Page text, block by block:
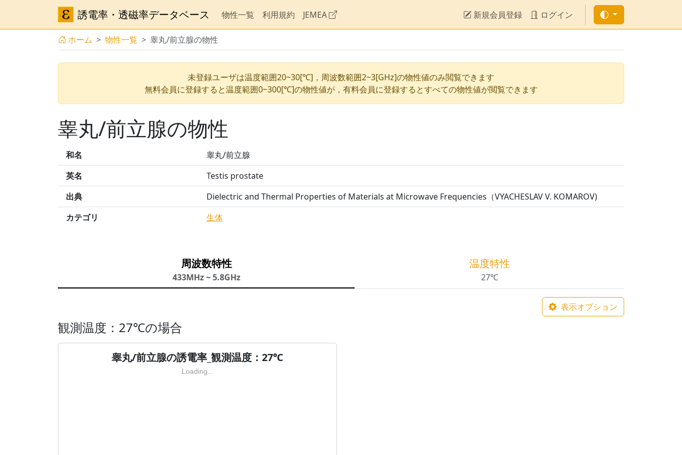
誘電率・透磁率データベース 物性一覧 利用規約 JEMEA 新規会員登録 ログイン
ホーム 物性一覧 睾丸/前立腺の物性
未登録ユーザは温度範囲20~30[℃]，周波数範囲2~3[GHz]の物性値のみ閲覧できます
無料会員に登録すると温度範囲0~300[℃]の物性値が，有料会員に登録するとすべての物性値が閲覧できます
睾丸/前立腺の物性
和名
睾丸/前立腺
英名
Testis prostate
出典
Dielectric and Thermal Properties of Materials at Microwave Frequencies（VYACHESLAV V. KOMAROV)
カテゴリ
生体
周波数特性
433MHz ~ 5.8GHz
温度特性
27℃
表示オプション
観測温度：27℃の場合
睾丸/前立腺の誘電率_観測温度：27℃
Loading...